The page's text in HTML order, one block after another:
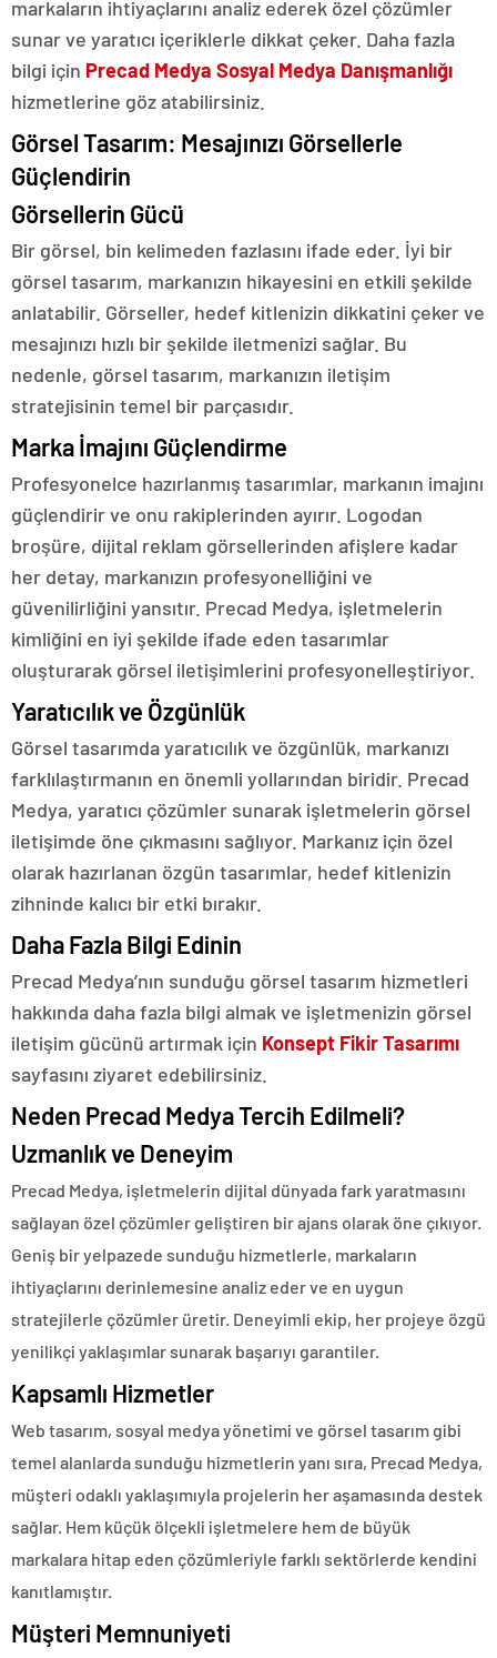
markaların ihtiyaçlarını analiz ederek özel çözümler
sunar ve yaratıcı içeriklerle dikkat çeker. Daha fazla
bilgi için Precad Medya Sosyal Medya Danışmanlığı
hizmetlerine göz atabilirsiniz.
Görsel Tasarım: Mesajınızı Görsellerle
Güçlendirin
Görsellerin Gücü
Bir görsel, bin kelimeden fazlasını ifade eder. İyi bir
görsel tasarım, markanızın hikayesini en etkili şekilde
anlatabilir. Görseller, hedef kitlenizin dikkatini çeker ve
mesajınızı hızlı bir şekilde iletmenizi sağlar. Bu
nedenle, görsel tasarım, markanızın iletişim
stratejisinin temel bir parçasıdır.
Marka İmajını Güçlendirme
Profesyonelce hazırlanmış tasarımlar, markanın imajını
güçlendirir ve onu rakiplerinden ayırır. Logodan
broşüre, dijital reklam görsellerinden afişlere kadar
her detay, markanızın profesyonelliğini ve
güvenilirliğini yansıtır. Precad Medya, işletmelerin
kimliğini en iyi şekilde ifade eden tasarımlar
oluşturarak görsel iletişimlerini profesyonelleştiriyor.
Yaratıcılık ve Özgünlük
Görsel tasarımda yaratıcılık ve özgünlük, markanızı
farklılaştırmanın en önemli yollarından biridir. Precad
Medya, yaratıcı çözümler sunarak işletmelerin görsel
iletişimde öne çıkmasını sağlıyor. Markanız için özel
olarak hazırlanan özgün tasarımlar, hedef kitlenizin
zihninde kalıcı bir etki bırakır.
Daha Fazla Bilgi Edinin
Precad Medya’nın sunduğu görsel tasarım hizmetleri
hakkında daha fazla bilgi almak ve işletmenizin görsel
iletişim gücünü artırmak için Konsept Fikir Tasarımı
sayfasını ziyaret edebilirsiniz.
Neden Precad Medya Tercih Edilmeli?
Uzmanlık ve Deneyim
Precad Medya, işletmelerin dijital dünyada fark yaratmasını
sağlayan özel çözümler geliştiren bir ajans olarak öne çıkıyor.
Geniş bir yelpazede sunduğu hizmetlerle, markaların
ihtiyaçlarını derinlemesine analiz eder ve en uygun
stratejilerle çözümler üretir. Deneyimli ekip, her projeye özgü
yenilikçi yaklaşımlar sunarak başarıyı garantiler.
Kapsamlı Hizmetler
Web tasarım, sosyal medya yönetimi ve görsel tasarım gibi
temel alanlarda sunduğu hizmetlerin yanı sıra, Precad Medya,
müşteri odaklı yaklaşımıyla projelerin her aşamasında destek
sağlar. Hem küçük ölçekli işletmelere hem de büyük
markalara hitap eden çözümleriyle farklı sektörlerde kendini
kanıtlamıştır.
Müşteri Memnuniyeti